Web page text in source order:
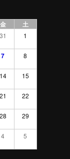
金 土
31 1
7 8
14 15
21 22
28 29
4 5